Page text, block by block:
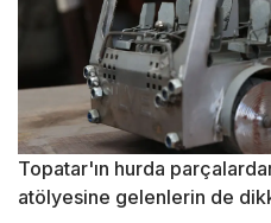
Topatar'ın hurda
atölyesine gelenlerin de